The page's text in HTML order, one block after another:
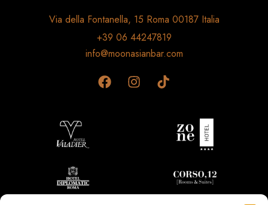
Via della Fontanella, 15 Roma 00187 Italia
+39 06 44247819
info@moonasianbar.com